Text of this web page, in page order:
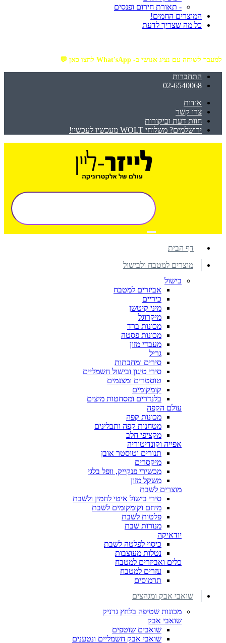
- תאורת חירום ופנסים
המוצרים החמים!
כל מה שצריך לדעת
למעבר לשיחה עם נציג אנושי ב- What'sApp לחצו כאן 💬
התחברות
02-6540068
אודות
צרו קשר
חוות דעת וביקורות
ירושלמים? משלוחי WOLT מעכשיו לעכשיו!
דף הבית
מוצרים למטבח ולבישול
בישול
אביזרים למטבח
כיריים
מיני קיטשן
מיקרוגל
מכונות ברד
מכונות פסטה
מעבדי מזון
גריל
סירים ומחבתות
סירי טיגון ובישול חשמליים
טוסטרים ומצנמים
קומקומים
בלנדרים ומסחטות מיצים
עולם הקפה
מכונות קפה
מטחנות קפה ותבלינים
מקציפי חלב
אפייה וקונדיטוריה
תנורים וטוסטר אובן
מיקסרים
מכשירי פנקייק, וופל בלגי
משקל מזון
מוצרים לשבת
סירי בישול איטי לחמין ולשבת
מיחם וקומקומים לשבת
פלטות לשבת
מנורות שבת
יודאיקה
כיסוי לפלטה לשבת
נטלות מעוצבות
כלים ואביזרים למטבח
עזרים למטבח
תרמוסים
שואבי אבק ומגהצים
מכונות שטיפה בלחץ גרניק
שואבי אבק
שואבים שוטפים
שואבי אבק חשמליים ונטענים